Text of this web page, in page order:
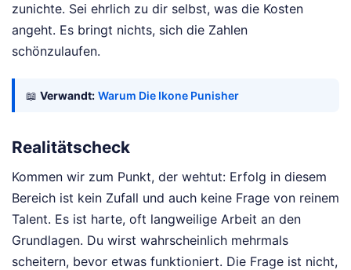
zunichte. Sei ehrlich zu dir selbst, was die Kosten
angeht. Es bringt nichts, sich die Zahlen
schönzulaufen.
📖 Verwandt: Warum Die Ikone Punisher
Realitätscheck
Kommen wir zum Punkt, der wehtut: Erfolg in diesem
Bereich ist kein Zufall und auch keine Frage von reinem
Talent. Es ist harte, oft langweilige Arbeit an den
Grundlagen. Du wirst wahrscheinlich mehrmals
scheitern, bevor etwas funktioniert. Die Frage ist nicht,